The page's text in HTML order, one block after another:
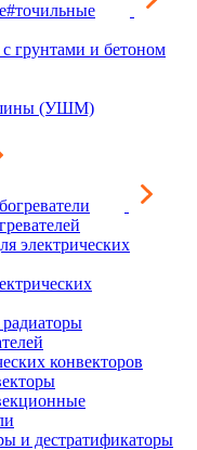
грунтами и бетоном
(УШМ)
электрических
конвекторов
и дестратификаторы